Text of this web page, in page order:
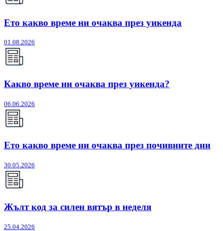
Ето какво време ни очаква през уикенда
01.08.2026
Какво време ни очаква през уикенда?
06.06.2026
Ето какво време ни очаква през почивните дни
30.05.2026
Жълт код за силен вятър в неделя
25.04.2026